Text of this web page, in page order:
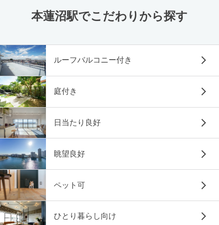
本蓮沼駅でこだわりから探す
ルーフバルコニー付き
庭付き
日当たり良好
眺望良好
ペット可
ひとり暮らし向け